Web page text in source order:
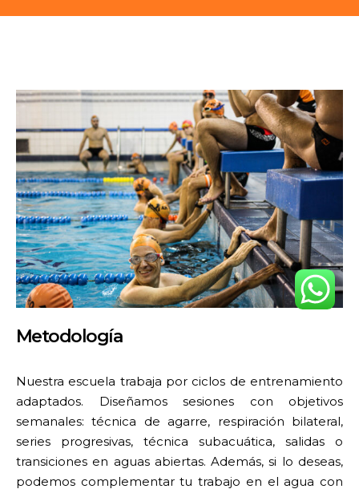
Metodología
Nuestra escuela trabaja por ciclos de entrenamiento
adaptados. Diseñamos sesiones con objetivos
semanales: técnica de agarre, respiración bilateral,
series progresivas, técnica subacuática, salidas o
transiciones en aguas abiertas. Además, si lo deseas,
podemos complementar tu trabajo en el agua con